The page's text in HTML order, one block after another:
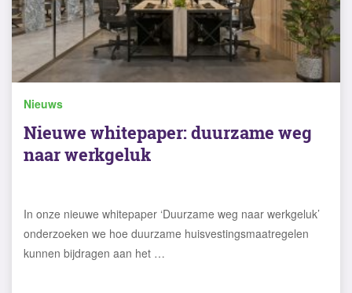
Nieuws
Nieuwe whitepaper: duurzame weg
naar werkgeluk
In onze nieuwe whitepaper ‘Duurzame weg naar werkgeluk’
onderzoeken we hoe duurzame huisvestingsmaatregelen
kunnen bijdragen aan het …